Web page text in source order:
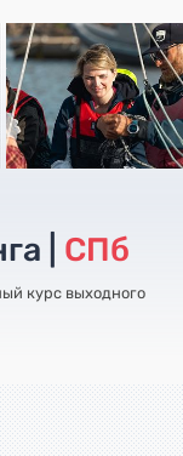
| СПб
курс выходного